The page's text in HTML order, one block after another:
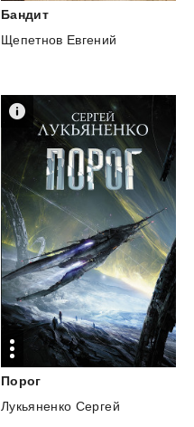
Бандит
Щепетнов Евгений
Порог
Лукьяненко Сергей